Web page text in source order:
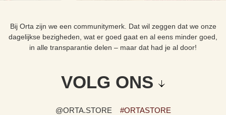
Bij Orta zijn we een communitymerk. Dat wil zeggen dat we onze
dagelijkse bezigheden, wat er goed gaat en al eens minder goed,
in alle transparantie delen – maar dat had je al door!
VOLG ONS
@ORTA.STORE #ORTASTORE